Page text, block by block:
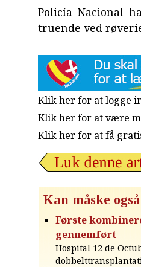
Policía Nacional
truende ved
Klik her for at logge
Klik her for at være
Klik her for at få
Kan måske
Første
gennemført
Hospital 12 de